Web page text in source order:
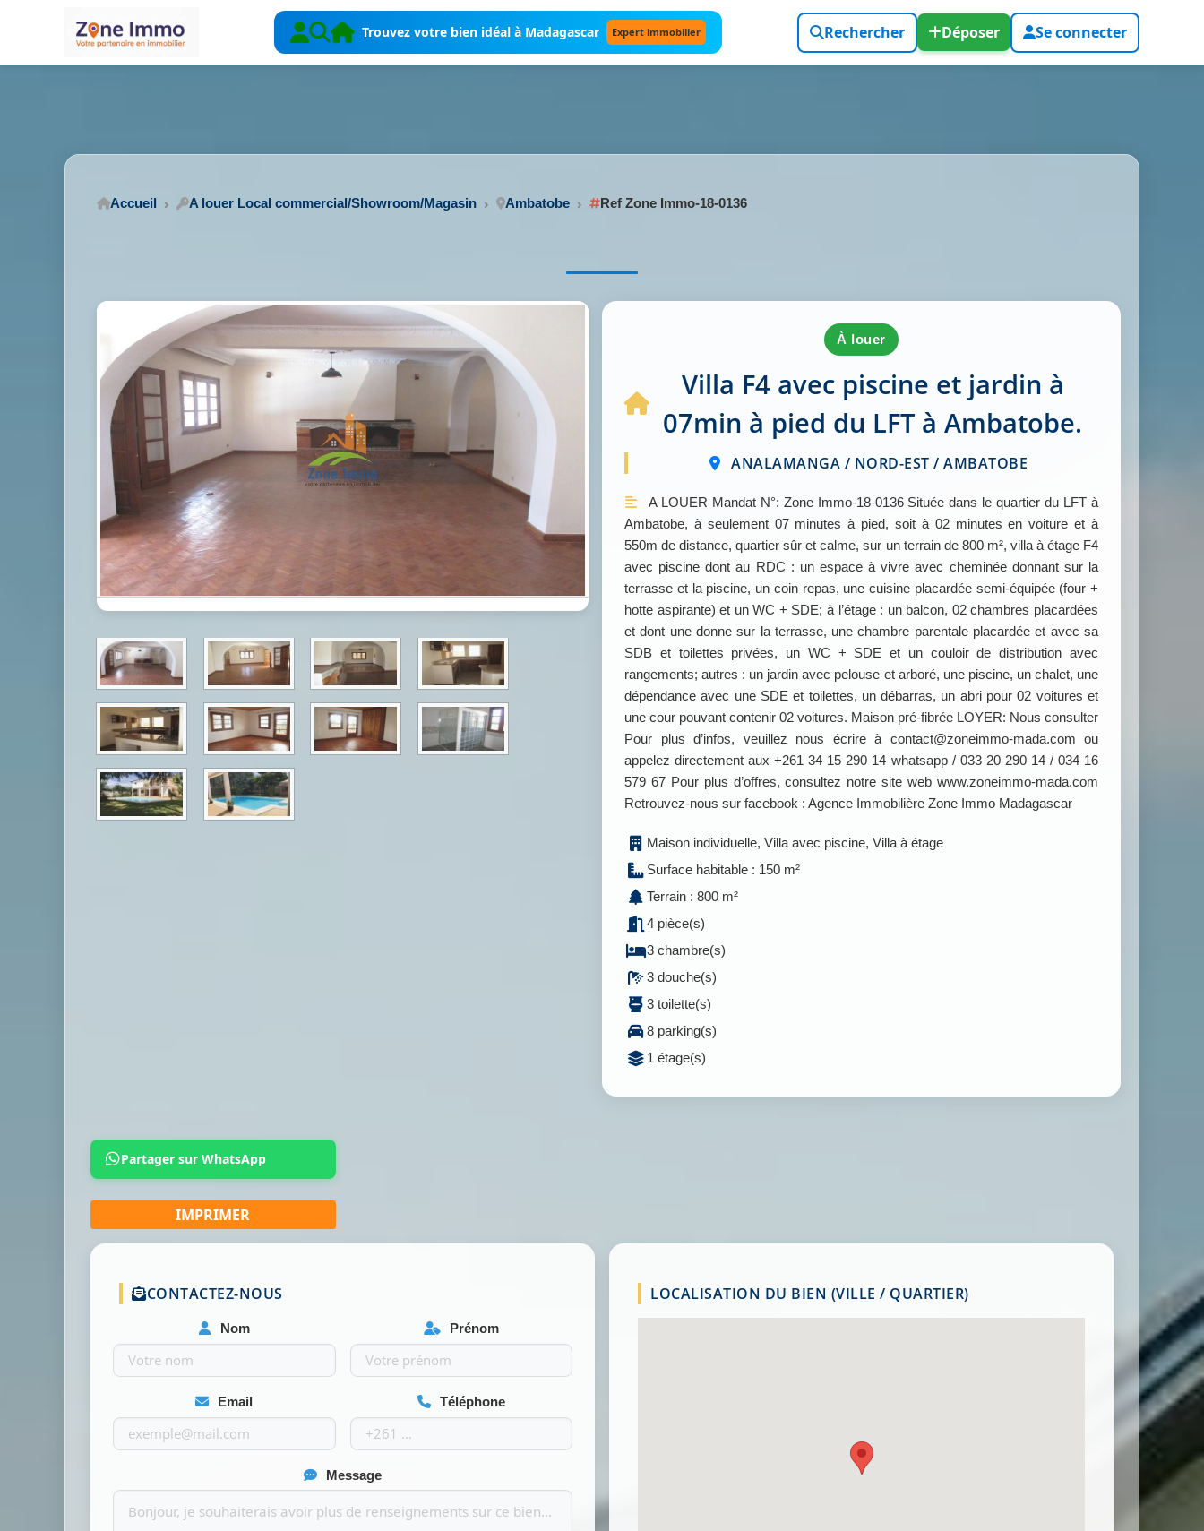
Trouvez votre bien idéal à Madagascar Expert immobilier Rechercher Déposer Se connecter
Accueil A louer Local commercial/Showroom/Magasin Ambatobe Ref Zone Immo-18-0136
à louer
Villa F4 avec piscine et jardin à
07min à pied du LFT à Ambatobe.
ANALAMANGA / NORD-EST / AMBATOBE
A LOUER Mandat N°: Zone Immo-18-0136 Située dans le quartier du LFT à
Ambatobe, à seulement 07 minutes à pied, soit à 02 minutes en voiture et à
550m de distance, quartier sûr et calme, sur un terrain de 800 m², villa à étage F4
avec piscine dont au RDC : un espace à vivre avec cheminée donnant sur la
terrasse et la piscine, un coin repas, une cuisine placardée semi-équipée (four +
hotte aspirante) et un WC + SDE; à l’étage : un balcon, 02 chambres placardées
et dont une donne sur la terrasse, une chambre parentale placardée et avec sa
SDB et toilettes privées, un WC + SDE et un couloir de distribution avec
rangements; autres : un jardin avec pelouse et arboré, une piscine, un chalet, une
dépendance avec une SDE et toilettes, un débarras, un abri pour 02 voitures et
une cour pouvant contenir 02 voitures. Maison pré-fibrée LOYER: Nous consulter
Pour plus d’infos, veuillez nous écrire à contact@zoneimmo-mada.com ou
appelez directement aux +261 34 15 290 14 whatsapp / 033 20 290 14 / 034 16
579 67 Pour plus d’offres, consultez notre site web www.zoneimmo-mada.com
Retrouvez-nous sur facebook : Agence Immobilière Zone Immo Madagascar
Maison individuelle, Villa avec piscine, Villa à étage
Surface habitable : 150 m²
Terrain : 800 m²
4 pièce(s)
3 chambre(s)
3 douche(s)
3 toilette(s)
8 parking(s)
1 étage(s)
Partager sur WhatsApp
CONTACTEZ-NOUS
Nom Prénom
Email Téléphone
Message
LOCALISATION DU BIEN (VILLE / QUARTIER)